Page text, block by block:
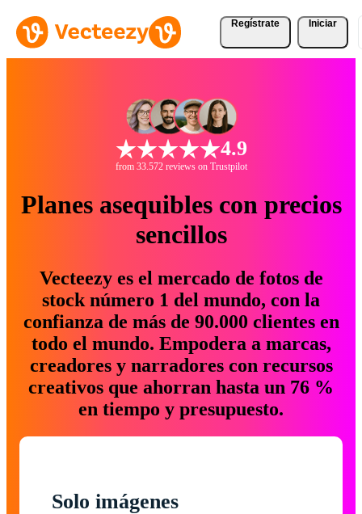
Regístrate Iniciar
4.9
from 33.572 reviews on Trustpilot
Planes asequibles con precios
sencillos
Vecteezy es el mercado de fotos de
stock número 1 del mundo, con la
confianza de más de 90.000 clientes en
todo el mundo. Empodera a marcas,
creadores y narradores con recursos
creativos que ahorran hasta un 76 %
en tiempo y presupuesto.
Solo imágenes